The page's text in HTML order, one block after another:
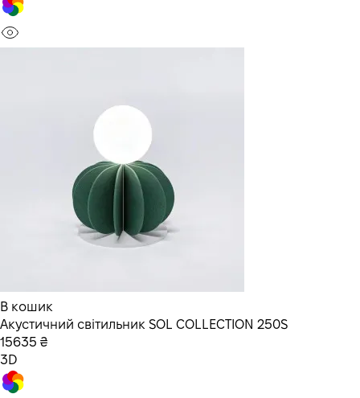
В кошик
Акустичний світильник SOL COLLECTION 250S
15635 ₴
3D